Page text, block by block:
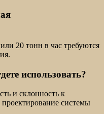
20 тонн в час требуются
использовать?
и склонность к
системы